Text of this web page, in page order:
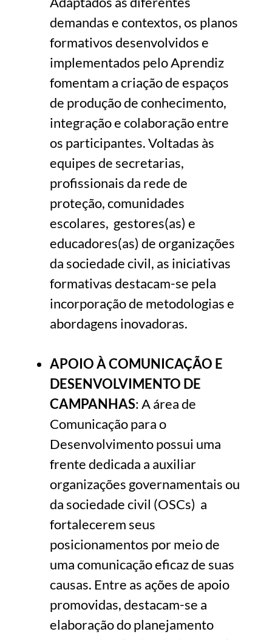
demandas e contextos, os planos
formativos desenvolvidos e
implementados pelo Aprendiz
fomentam a criação de espaços
de produção de conhecimento,
integração e colaboração entre
os participantes. Voltadas às
equipes de secretarias,
profissionais da rede de
proteção, comunidades
escolares, gestores(as) e
educadores(as) de organizações
da sociedade civil, as iniciativas
formativas destacam-se pela
incorporação de metodologias e
abordagens inovadoras.
APOIO À COMUNICAÇÃO E
DESENVOLVIMENTO DE
CAMPANHAS: A área de
Comunicação para o
Desenvolvimento possui uma
frente dedicada a auxiliar
organizações governamentais ou
da sociedade civil (OSCs) a
fortalecerem seus
posicionamentos por meio de
uma comunicação eficaz de suas
causas. Entre as ações de apoio
promovidas, destacam-se a
elaboração do planejamento